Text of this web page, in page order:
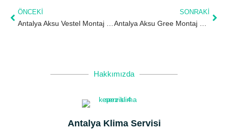
ÖNCEKI
Antalya Aksu Vestel Montaj ve Bakım Fiyatları 2026
SONRAKI
Antalya Aksu Gree Montaj ve Bakım Fiyatları 2026
Hakkımızda
Antalya Klima Servisi